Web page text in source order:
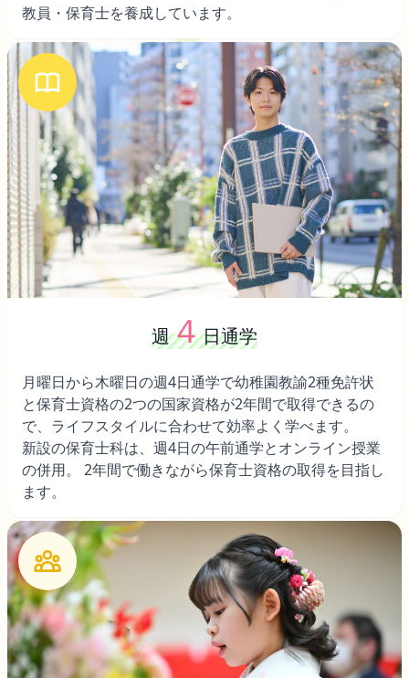
教員・保育士を養成しています。
週４日通学
月曜日から木曜日の週4日通学で幼稚園教諭2種免許状
と保育士資格の2つの国家資格が2年間で取得できるの
で、ライフスタイルに合わせて効率よく学べます。
新設の保育士科は、週4日の午前通学とオンライン授業
の併用。 2年間で働きながら保育士資格の取得を目指し
ます。